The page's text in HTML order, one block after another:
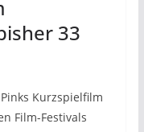
33
Kurzspielfilm
Film-Festivals